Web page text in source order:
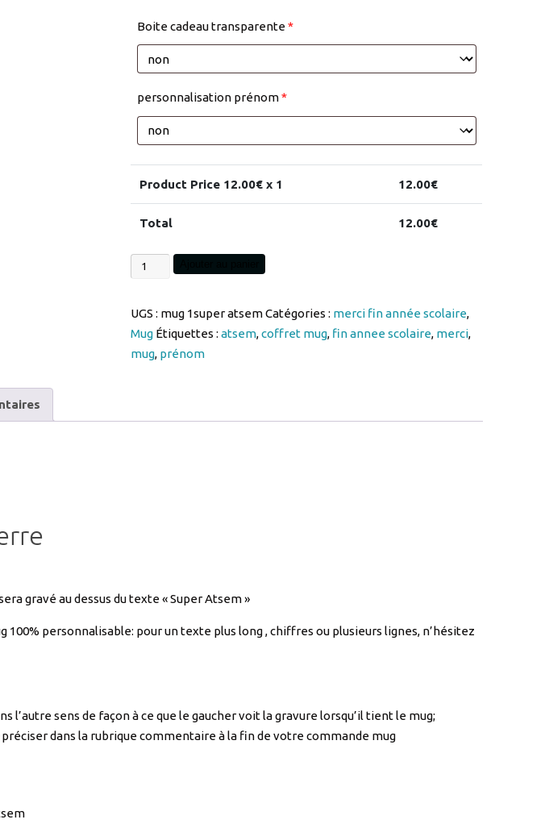
Boite cadeau transparente*
personnalisation prénom*
Product Price 12.00€ x 1 12.00€
Total 12.00€
quantité
gravure
une
Super
prénom
UGS : mug 1super atsemCatégories : merci fin année scolaire,
Mug Étiquettes :atsem,coffret mug, fin annee scolaire, merci,
mug, prénom
gravé au dessus du texte « Super Atsem »
100% personnalisable: pour un texte plus long , chiffres ou plusieurs lignes, n’hésitez
l’autre sens de façon à ce que le gaucher voit la gravure lorsqu’il tient le mug;
dans la rubrique commentaire à la fin de votre commande mug